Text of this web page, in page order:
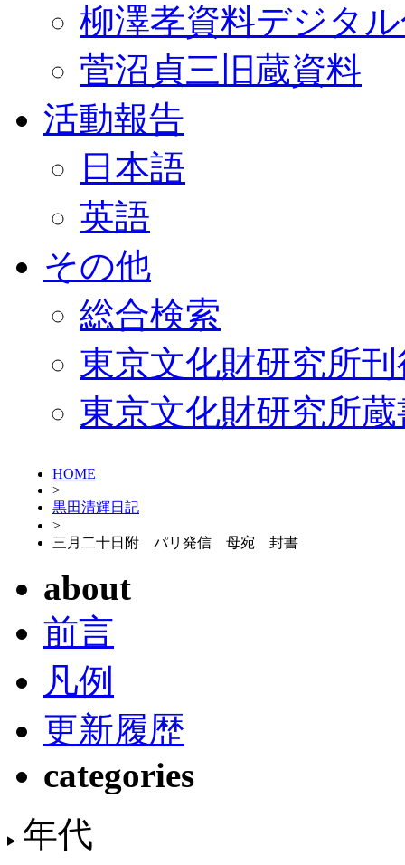
柳澤孝資料デジタ
菅沼貞三旧蔵資料
活動報告
日本語
英語
その他
総合検索
東京文化財研究所
東京文化財研究所
HOME
>
黒田清輝日記
>
三月二十日附 パリ発信 母宛 封書
about
前言
凡例
更新履歴
categories
年代